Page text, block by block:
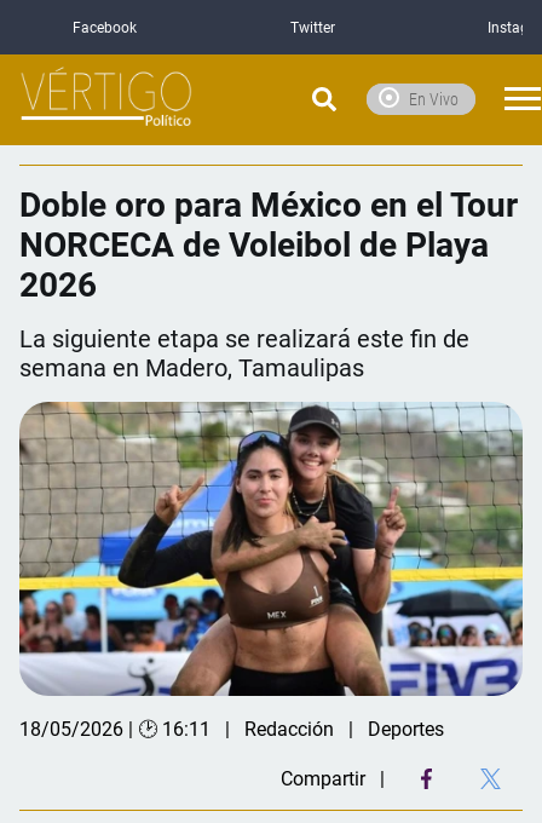
Facebook Twitter
En Vivo
Doble oro para México en el Tour
NORCECA de Voleibol de Playa
2026
La siguiente etapa se realizará este fin de
semana en Madero, Tamaulipas
18/05/2026 | 🕑 16:11 Redacción Deportes
Compartir